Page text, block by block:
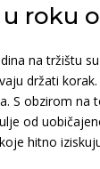
roku
na tržištu
držati
S obzirom
od
hitno